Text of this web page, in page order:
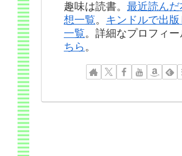
趣味は読書。 最近読ん
想一覧。 キンドルで出版
一覧。詳細なプロフィー
ちら 。